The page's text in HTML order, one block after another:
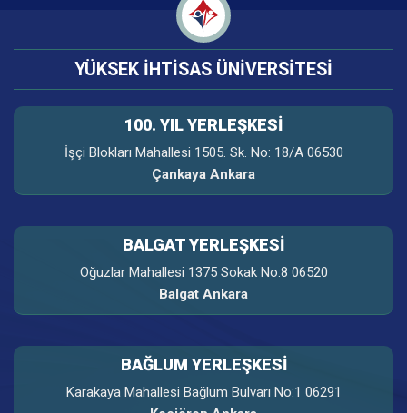
YÜKSEK İHTİSAS ÜNİVERSİTESİ
100. YIL YERLEŞKESI
İşçi Blokları Mahallesi 1505. Sk. No: 18/A 06530
Çankaya Ankara
BALGAT YERLEŞKESİ
Oğuzlar Mahallesi 1375 Sokak No:8 06520
Balgat Ankara
BAĞLUM YERLEŞKESİ
Karakaya Mahallesi Bağlum Bulvarı No:1 06291